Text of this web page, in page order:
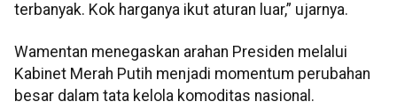
terbanyak. Kok harganya ikut aturan luar,” ujarnya.
Wamentan menegaskan arahan Presiden melalui
Kabinet Merah Putih menjadi momentum perubahan
besar dalam tata kelola komoditas nasional.